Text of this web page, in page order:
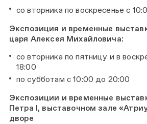
со вторника по воскресенье с
Экспозиция и временные
царя Алексея Михайловича:
со вторника по пятницу и в
18:00
по субботам с 10:00 до 20:00
Экспозиции и временные
Петра I, выставочном зале
дворе